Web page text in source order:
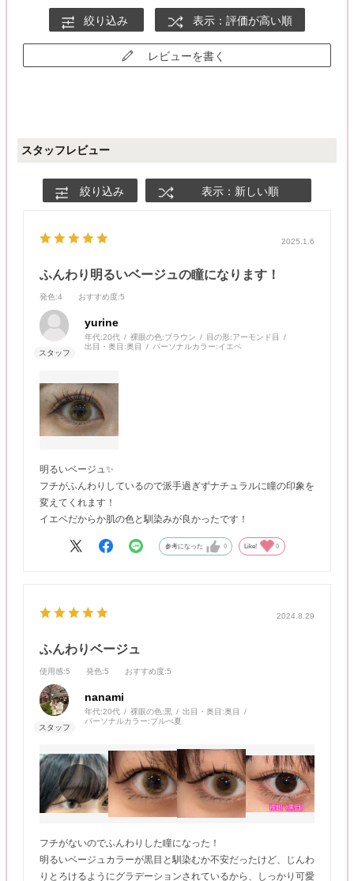
絞り込み 表示：評価が高い順
レビューを書く
スタッフレビュー
絞り込み 表示：新しい順
2025.1.6
ふんわり明るいベージュの瞳になります！
発色:4 おすすめ度:5
yurine
年代:20代 裸眼の色:ブラウン 目の形:アーモンド目
出目・奥目:奥目 パーソナルカラー:イエベ
明るいベージュ✨
フチがふんわりしているので派手過ぎずナチュラルに瞳の印象を
変えてくれます！
イエベだからか肌の色と馴染みが良かったです！
参考になった 0 Like! 0
2024.8.29
ふんわりベージュ
使用感:5 発色:5 おすすめ度:5
nanami
年代:20代 裸眼の色:黒 出目・奥目:奥目
パーソナルカラー:ブルべ夏
フチがないのでふんわりした瞳になった！
明るいベージュカラーが黒目と馴染むか不安だったけど、じんわ
りとろけるようにグラデーションされているから、しっかり可愛